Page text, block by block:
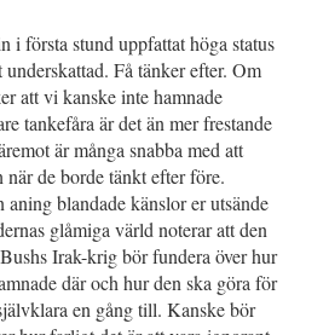
i första stund uppfattat höga status
Få tänker efter. Om
att vi kanske inte hamnade
tankefåra är det än mer frestande
är många snabba med att
när de borde tänkt efter före.
aning blandade känslor er utsände
glåmiga värld noterar att den
Irak-krig bör fundera över hur
där och hur den ska göra för
en gång till. Kanske bör